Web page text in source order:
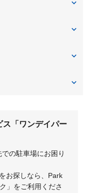
ス「ワンデイパー
の駐車場にお困り
お探しなら、Park
」をご利用くださ